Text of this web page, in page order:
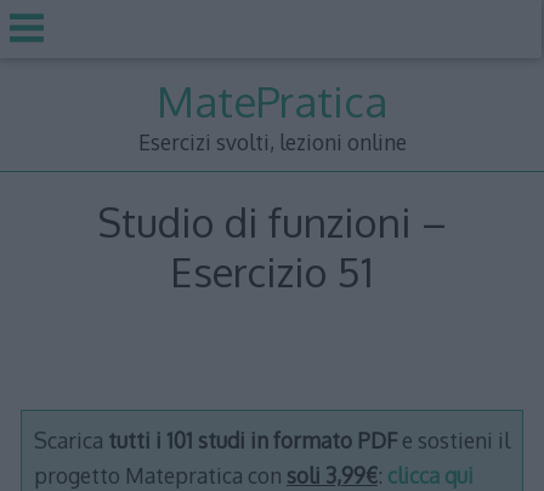
MatePratica
Esercizi svolti, lezioni online
Studio di funzioni –
Esercizio 51
Scarica tutti i 101 studi in formato PDFe sostieni il
progetto Matepratica con soli 3,99€: clicca qui